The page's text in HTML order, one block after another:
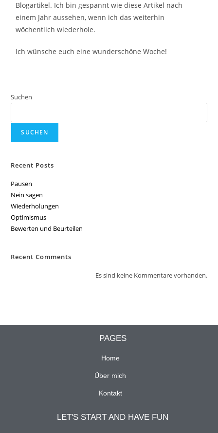
Blogartikel. Ich bin gespannt wie diese Artikel nach
einem Jahr aussehen, wenn ich das weiterhin
wöchentlich wiederhole.
Ich wünsche euch eine wunderschöne Woche!
Suchen
SUCHEN
Recent Posts
Pausen
Nein sagen
Wiederholungen
Optimismus
Bewerten und Beurteilen
Recent Comments
Es sind keine Kommentare vorhanden.
PAGES
Home
Über mich
Kontakt
LET'S START AND HAVE FUN